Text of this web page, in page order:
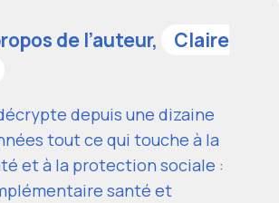
de l’auteur,
Claire
depuis une dizaine
tout ce qui touche à la
et à la protection sociale :
santé et